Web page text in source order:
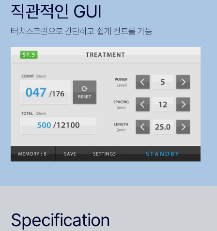
직관적인 GUI
터치스크린으로 간단하고 쉽게 컨트롤 가능
Specification